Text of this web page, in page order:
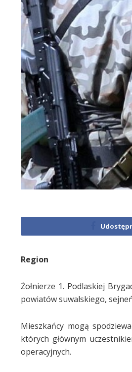
Region
Żołnierze 1. Podlaskiej
powiatów suwalskiego,
Mieszkańcy mogą
których głównym
operacyjnych.